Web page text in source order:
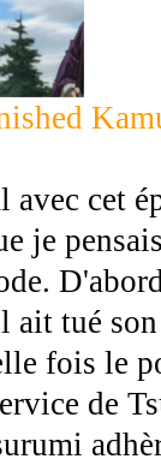
cet
je
tué
fois le
de